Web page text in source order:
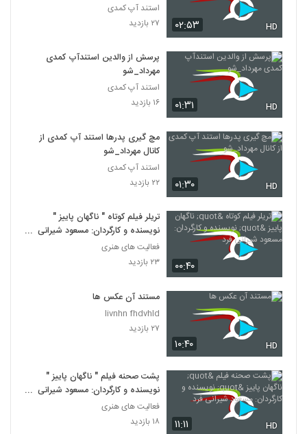
۰۲:۵۳ HD
استند آپ کمدی
۲۷ بازدید
۰۱:۳۱ HD
پرسش از والدین استندآپ کمدی
مهرداد_شو
استند آپ کمدی
۱۶ بازدید
۰۱:۳۰ HD
مچ گیری پدرها استند آپ کمدی از
کانال مهرداد_شو
استند آپ کمدی
۲۲ بازدید
۰۰:۴۰
تریلر فیلم کوتاه " ناگهان پاییز "
نویسنده و کارگردان: مسعود شیرانی
فرد
فعالیت های هنری
۲۳ بازدید
۱۰:۴۰ HD
مستند آن عکس ها
livnhn fhdvhld
۲۷ بازدید
۱۱:۱۱ HD
پشت صحنه فیلم " ناگهان پاییز "
نویسنده و کارگردان: مسعود شیرانی
فرد
فعالیت های هنری
۱۸ بازدید